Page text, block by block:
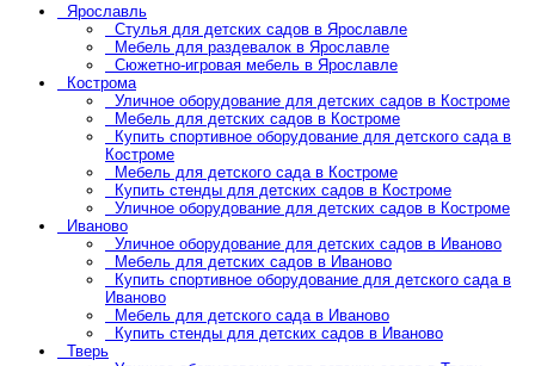
Ярославль
Стулья для детских садов в Ярославле
Мебель для раздевалок в Ярославле
Сюжетно-игровая мебель в Ярославле
Кострома
Уличное оборудование для детских садов в Костроме
Мебель для детских садов в Костроме
Купить спортивное оборудование для детского сада в
Костроме
Мебель для детского сада в Костроме
Купить стенды для детских садов в Костроме
Уличное оборудование для детских садов в Костроме
Иваново
Уличное оборудование для детских садов в Иваново
Мебель для детских садов в Иваново
Купить спортивное оборудование для детского сада в
Иваново
Мебель для детского сада в Иваново
Купить стенды для детских садов в Иваново
Тверь